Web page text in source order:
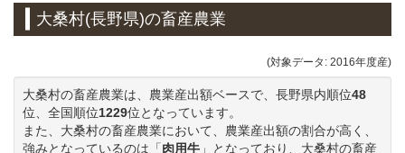
大桑村(長野県)の畜産農業
(対象データ: 2016年度産)
大桑村の畜産農業は、農業産出額ベースで、長野県内順位48
位、全国順位1229位となっています。
また、大桑村の畜産農業において、農業産出額の割合が高く、
強みとなっているのは「肉用牛 」となっており、大桑村の畜産